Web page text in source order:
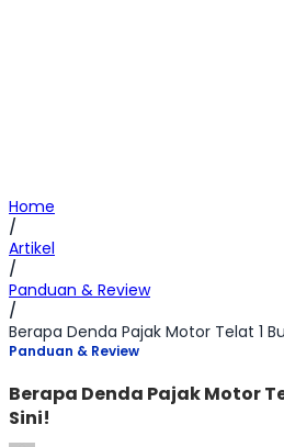
Home
/
Artikel
/
Panduan & Review
/
Berapa Denda Pajak Motor Telat 1
Panduan & Review
Berapa Denda Pajak Motor
Sini!